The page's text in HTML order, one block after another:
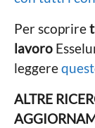
Per scoprire
lavoro
leggere
ALTRE